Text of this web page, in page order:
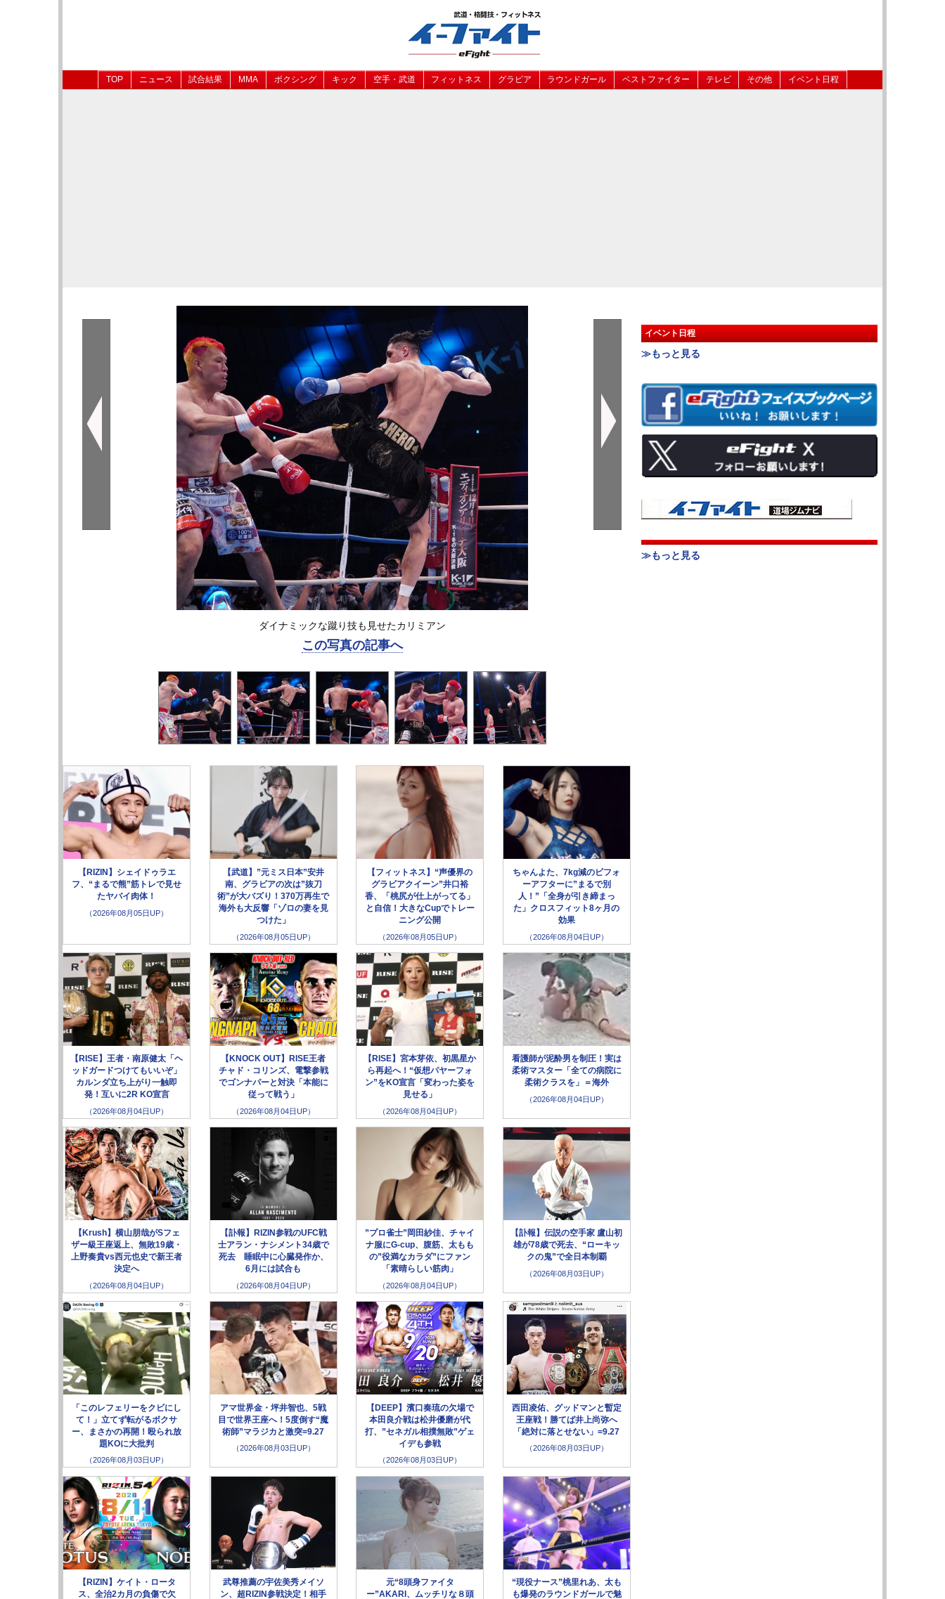
TOP ニュース 試合結果 MMA ボクシング キック 空手・武道 フィットネス グラビア ラウンドガール ベストファイター テレビ その他 イベント日程
ダイナミックな蹴り技も見せたカリミアン
この写真の記事へ
【RIZIN】シェイドゥラエ
フ、“まるで熊”筋トレで見せ
たヤバイ肉体！
（2026年08月05日UP）
【武道】”元ミス日本”安井
南、グラビアの次は”抜刀
術”が大バズり！370万再生で
海外も大反響「ゾロの妻を見
つけた」
（2026年08月05日UP）
【フィットネス】“声優界の
グラビアクイーン”井口裕
香、「桃尻が仕上がってる」
と自信！大きなCupでトレー
ニング公開
（2026年08月05日UP）
ちゃんよた、7kg減のビフォ
ーアフターに”まるで別
人！”「全身が引き締まっ
た」クロスフィット8ヶ月の
効果
（2026年08月04日UP）
【RISE】王者・南原健太「ヘ
ッドガードつけてもいいぞ」
カルンダ立ち上がり一触即
発！互いに2R KO宣言
（2026年08月04日UP）
【KNOCK OUT】RISE王者
チャド・コリンズ、電撃参戦
でゴンナパーと対決「本能に
従って戦う」
（2026年08月04日UP）
【RISE】宮本芽依、初黒星か
ら再起へ！“仮想パヤーフォ
ン”をKO宣言「変わった姿を
見せる」
（2026年08月04日UP）
看護師が泥酔男を制圧！実は
柔術マスター「全ての病院に
柔術クラスを」＝海外
（2026年08月04日UP）
【Krush】横山朋哉がSフェ
ザー級王座返上、無敗19歳・
上野奏貴vs西元也史で新王者
決定へ
（2026年08月04日UP）
【訃報】RIZIN参戦のUFC戦
士アラン・ナシメント34歳で
死去 睡眠中に心臓発作か、
6月には試合も
（2026年08月04日UP）
”プロ雀士”岡田紗佳、チャイ
ナ服にG-cup、腹筋、太もも
の”役満なカラダ”にファン
「素晴らしい筋肉」
（2026年08月04日UP）
【訃報】伝説の空手家 盧山初
雄が78歳で死去、“ローキッ
クの鬼”で全日本制覇
（2026年08月03日UP）
「このレフェリーをクビにし
て！」立てず転がるボクサ
ー、まさかの再開！殴られ放
題KOに大批判
（2026年08月03日UP）
アマ世界金・坪井智也、5戦
目で世界王座へ！5度倒す“魔
術師”マラジカと激突=9.27
（2026年08月03日UP）
【DEEP】濱口奏琉の欠場で
本田良介戦は松井優磨が代
打、”セネガル相撲無敗”ゲェ
イデも参戦
（2026年08月03日UP）
西田凌佑、グッドマンと暫定
王座戦！勝てば井上尚弥へ
「絶対に落とせない」=9.27
（2026年08月03日UP）
【RIZIN】ケイト・ロータ
ス、全治2カ月の負傷で欠
武尊推薦の宇佐美秀メイソ
ン、超RIZIN参戦決定！相手
元“8頭身ファイタ
ー”AKARI、ムッチリな８頭
“現役ナース”桃里れあ、太も
も爆発のラウンドガールで魅
イベント日程
≫もっと見る
≫もっと見る